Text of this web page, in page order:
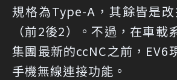
規格為Type-A，其餘皆是
（前2後2）。不過，在車載
集團最新的ccNC之前，EV6
手機無線連接功能。